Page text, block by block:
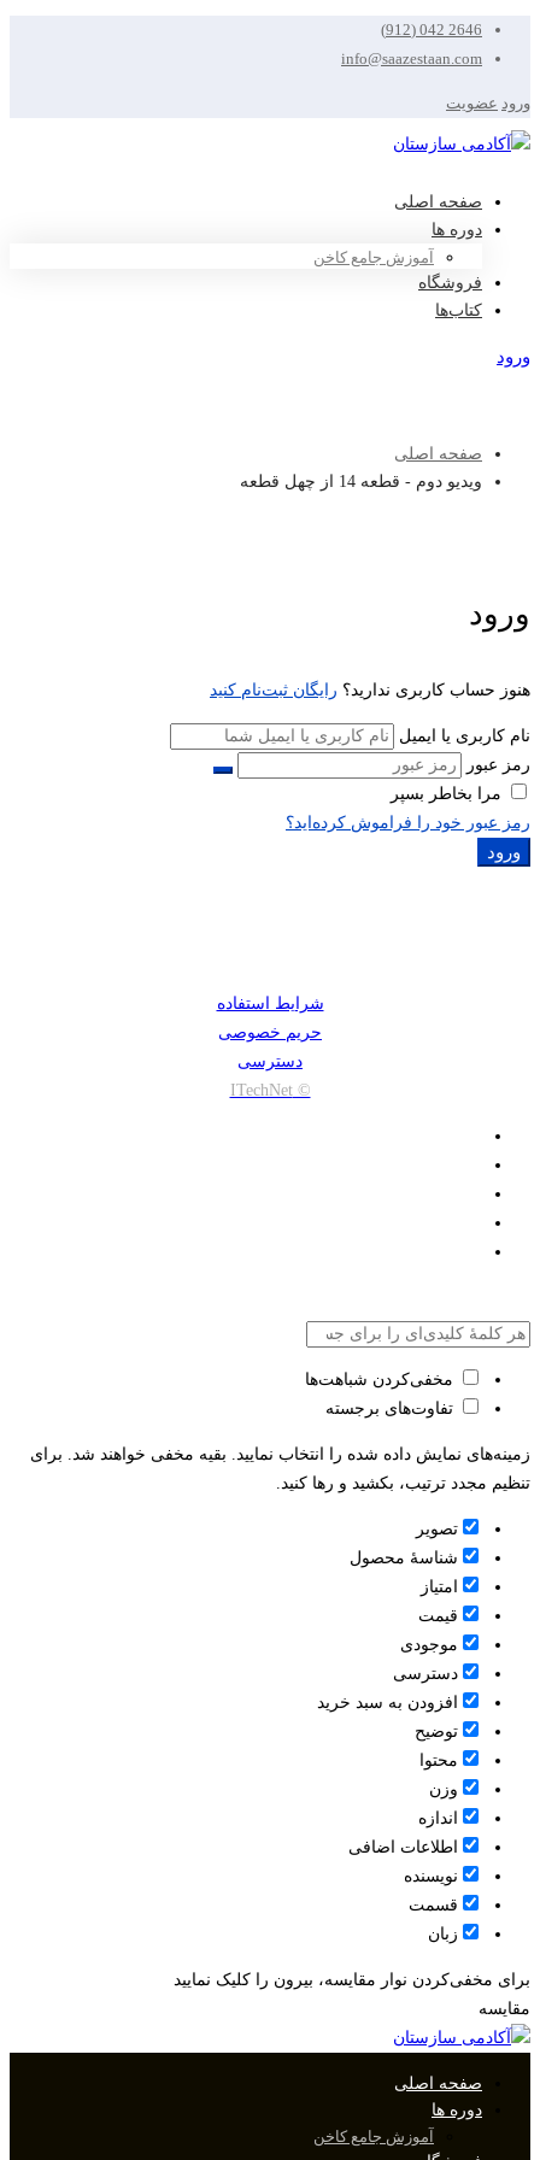
2646 042 (912)
info@saazestaan.com
ورود عضویت
صفحه اصلی
دوره ها
آموزش جامع کاخن
فروشگاه
کتاب‌ها
ورود
صفحه اصلی
ویدیو دوم - قطعه 14 از چهل قطعه
ورود
هنوز حساب کاربری ندارید؟ رایگان ثبت‌نام کنید
نام کاربری یا ایمیل
رمز عبور
مرا بخاطر بسپر
رمز عبور خود را فراموش کرده‌اید؟
ورود
شرایط استفاده
حریم خصوصی
دسترسی
© ITechNet
مخفی‌کردن شباهت‌ها
تفاوت‌های برجسته
زمینه‌های نمایش داده شده را انتخاب نمایید. بقیه مخفی خواهند شد. برای
تنظیم مجدد ترتیب، بکشید و رها کنید.
تصویر
شناسۀ محصول
امتیاز
قيمت
موجودی
دسترسی
افزودن به سبد خرید
توضیح
محتوا
وزن
اندازه
اطلاعات اضافی
نویسنده
قسمت
زبان
برای مخفی‌کردن نوار مقایسه، بیرون را کلیک نمایید
مقایسه
صفحه اصلی
دوره ها
آموزش جامع کاخن